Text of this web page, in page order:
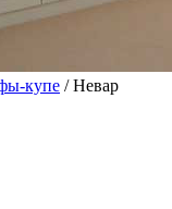
купе / Невар